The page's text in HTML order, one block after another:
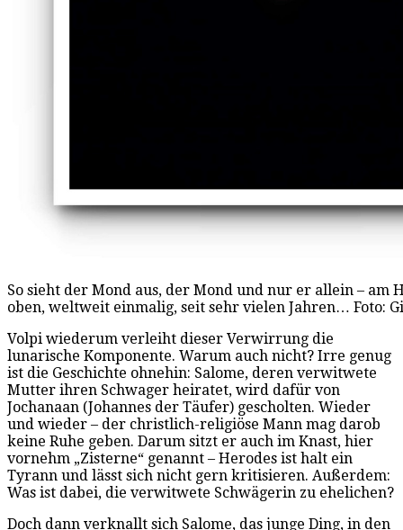
So sieht der Mond aus, der Mond und nur er allein – am
oben, weltweit einmalig, seit sehr vielen Jahren… Foto:
Volpi wiederum verleiht dieser Verwirrung die
lunarische Komponente. Warum auch nicht? Irre genug
ist die Geschichte ohnehin: Salome, deren verwitwete
Mutter ihren Schwager heiratet, wird dafür von
Jochanaan (Johannes der Täufer) gescholten. Wieder
und wieder – der christlich-religiöse Mann mag darob
keine Ruhe geben. Darum sitzt er auch im Knast, hier
vornehm „Zisterne“ genannt – Herodes ist halt ein
Tyrann und lässt sich nicht gern kritisieren. Außerdem:
Was ist dabei, die verwitwete Schwägerin zu ehelichen?
Doch dann verknallt sich Salome, das junge Ding, in den